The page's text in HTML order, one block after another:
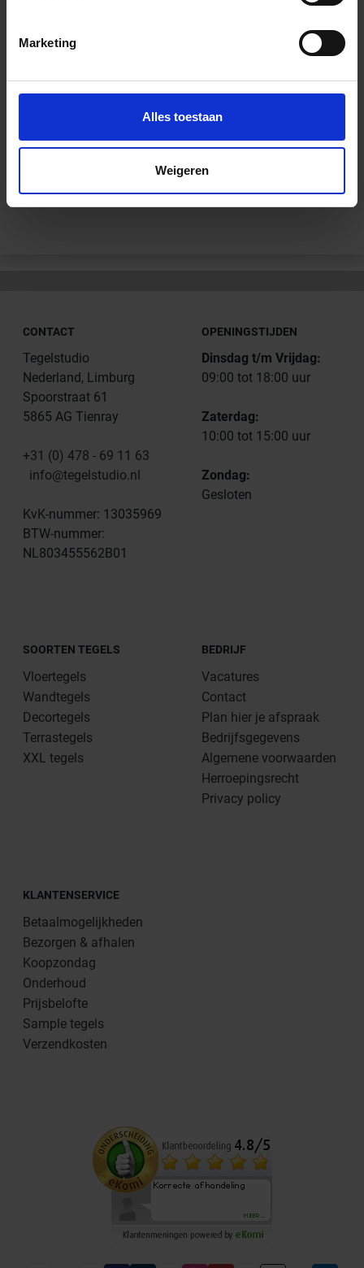
Marketing
Alles toestaan
Weigeren
Onze verkoopspecialisten staan graag voor je klaar:
Za 10.00 – 15.00
+31 (0) 478 - 69 11 63 Productaanvraag
CONTACT
Tegelstudio
Nederland, Limburg
Spoorstraat 61
5865 AG Tienray
+31 (0) 478 - 69 11 63
info@tegelstudio.nl
KvK-nummer: 13035969
BTW-nummer:
NL803455562B01
OPENINGSTIJDEN
Dinsdag t/m Vrijdag:
09:00 tot 18:00 uur
Zaterdag:
10:00 tot 15:00 uur
Zondag:
Gesloten
SOORTEN TEGELS
Vloertegels
Wandtegels
Decortegels
Terrastegels
XXL tegels
BEDRIJF
Vacatures
Contact
Plan hier je afspraak
Bedrijfsgegevens
Algemene voorwaarden
Herroepingsrecht
Privacy policy
KLANTENSERVICE
Betaalmogelijkheden
Bezorgen & afhalen
Koopzondag
Onderhoud
Prijsbelofte
Sample tegels
Verzendkosten